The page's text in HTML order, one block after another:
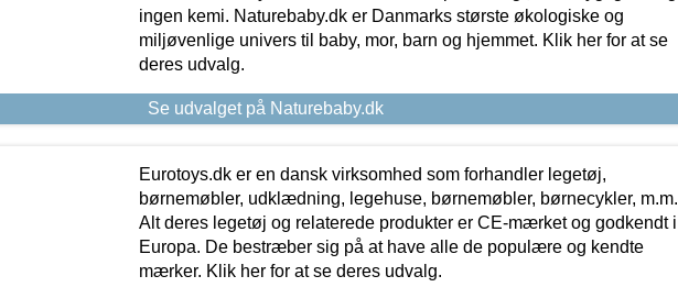
ingen kemi. Naturebaby.dk er Danmarks største økologiske og
miljøvenlige univers til baby, mor, barn og hjemmet. Klik her for at se
deres udvalg.
Se udvalget på Naturebaby.dk
Eurotoys.dk er en dansk virksomhed som forhandler legetøj,
børnemøbler, udklædning, legehuse, børnemøbler, børnecykler, m.m.
Alt deres legetøj og relaterede produkter er CE-mærket og godkendt i
Europa. De bestræber sig på at have alle de populære og kendte
mærker. Klik her for at se deres udvalg.